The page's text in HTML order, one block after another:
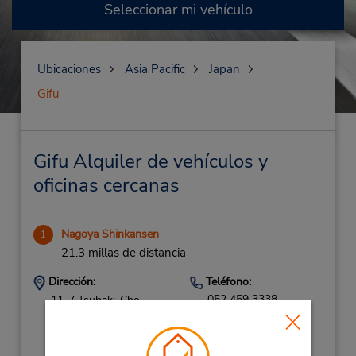
Seleccionar mi vehículo
Ubicaciones Asia Pacific
Japan
Gifu
Gifu Alquiler de vehículos y
oficinas cercanas
1 Nagoya Shinkansen
21.3 millas de distancia
Dirección:
11-7 Tsubaki-Cho,
4530015,
Teléfono:
052 459 3338